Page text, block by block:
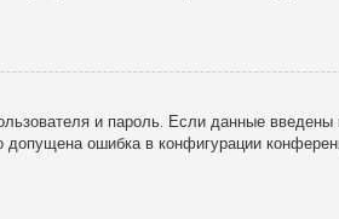
и пароль. Если данные введены
ошибка в конфигурации